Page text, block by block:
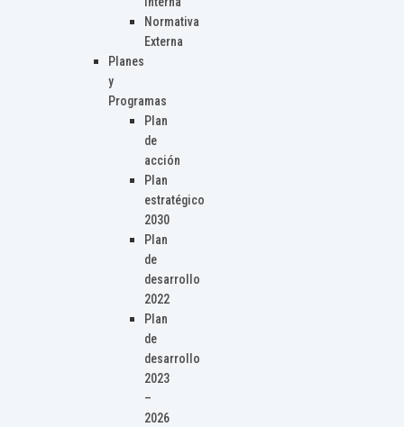
Normativa
Externa
Planes
y
Programas
Plan
de
acción
Plan
estratégico
2030
Plan
de
desarrollo
2022
Plan
de
desarrollo
2023
–
2026